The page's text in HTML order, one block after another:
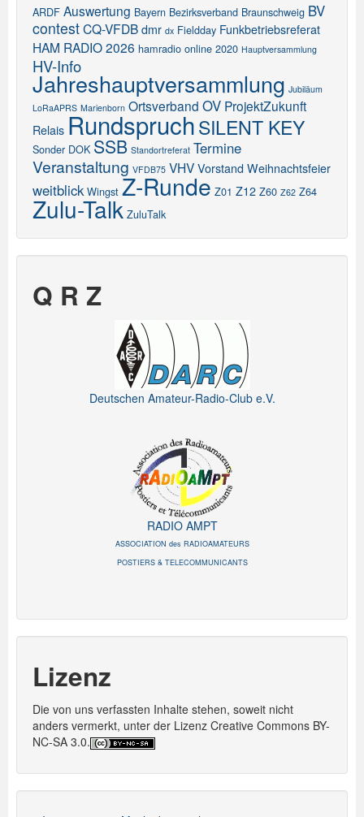
ARDF Auswertung Bayern Bezirksverband Braunschweig BV
contestCQ-VFDB dmr dx Fieldday Funkbetriebsreferat
HAM RADIO 2026 hamradio online 2020 Hauptversammlung
HV-Info
Jahreshauptversammlung Jubiläum
LoRaAPRS Marienborn Ortsverband OV ProjektZukunft
Relais RundspruchSILENT KEY
Sonder DOK SSB Standortreferat Termine
Veranstaltung VFDB75 VHV Vorstand Weihnachtsfeier
weitblick Wingst Z-Runde Z01 Z12 Z60 Z62 Z64
Zulu-Talk ZuluTalk
Q R Z
Deutschen Amateur-Radio-Club e.V.
RADIO AMPT
ASSOCIATION des RADIOAMATEURS
POSTIERS & TELECOMMUNICANTS
Lizenz
Die von uns verfassten Inhalte stehen, soweit nicht
anders vermerkt, unter der Lizenz Creative Commons BY-
NC-SA 3.0.